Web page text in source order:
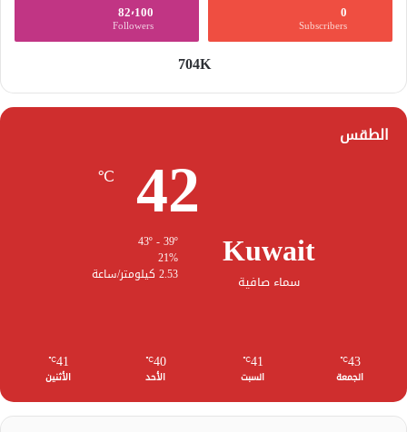
0
Subscribers
82٬100
Followers
704K
الطقس
Kuwait
سماء صافية
42
℃
21%
2.53 كيلومتر/ساعة
43
℃
الجمعة
41
℃
السبت
40
℃
الأحد
41
℃
الأثنين